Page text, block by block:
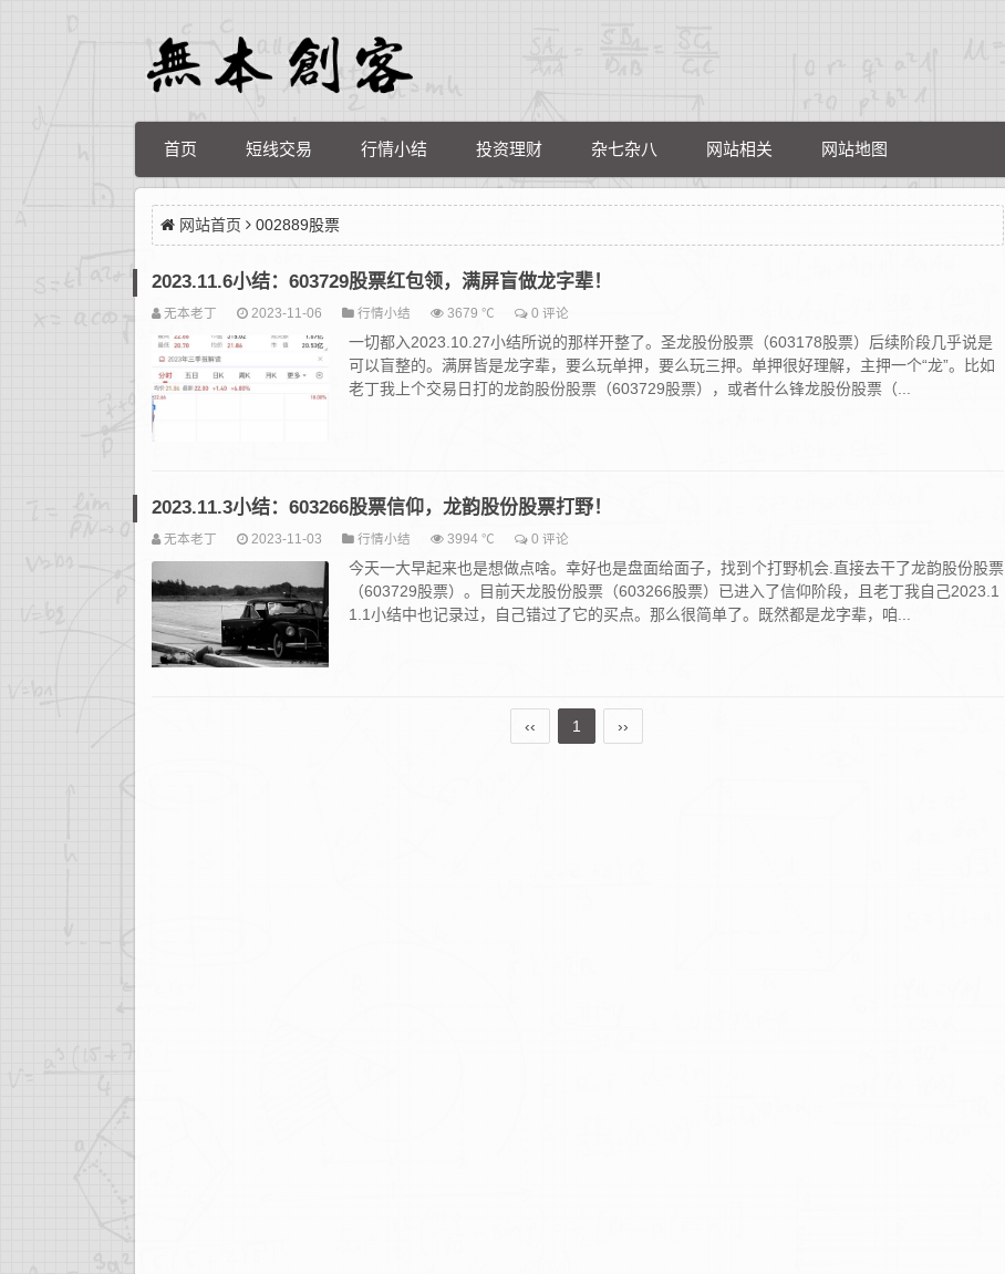
首页 短线交易 行情小结 投资理财 杂七杂八 网站相关 网站地图
网站首页 002889股票
2023.11.6小结：603729股票红包领，满屏盲做龙字辈！
无本老丁 2023-11-06 行情小结 3679 ℃ 0 评论
一切都入2023.10.27小结所说的那样开整了。圣龙股份股票（603178股票）后续阶段几乎说是
可以盲整的。满屏皆是龙字辈，要么玩单押，要么玩三押。单押很好理解，主押一个“龙”。比如
老丁我上个交易日打的龙韵股份股票（603729股票），或者什么锋龙股份股票（...
2023.11.3小结：603266股票信仰，龙韵股份股票打野！
无本老丁 2023-11-03 行情小结 3994 ℃ 0 评论
今天一大早起来也是想做点啥。幸好也是盘面给面子，找到个打野机会.直接去干了龙韵股份股票
（603729股票）。目前天龙股份股票（603266股票）已进入了信仰阶段，且老丁我自己2023.1
1.1小结中也记录过，自己错过了它的买点。那么很简单了。既然都是龙字辈，咱...
‹‹ 1 ››